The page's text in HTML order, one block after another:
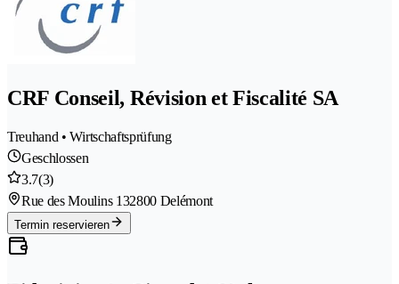
CRF Conseil, Révision et Fiscalité SA
Treuhand • Wirtschaftsprüfung
Geschlossen
3.7(3)
Rue des Moulins 132800 Delémont
Termin reservieren